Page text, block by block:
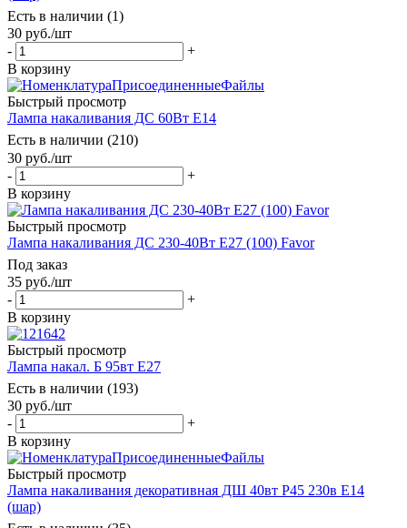
Есть в наличии (1)
30 руб./шт
-
+
В корзину
Быстрый просмотр
Лампа накаливания ДС 60Вт E14
Есть в наличии (210)
30 руб./шт
-
+
В корзину
Быстрый просмотр
Лампа накаливания ДС 230-40Вт E27 (100) Favor
Под заказ
35 руб./шт
-
+
В корзину
Быстрый просмотр
Лампа накал. Б 95вт Е27
Есть в наличии (193)
30 руб./шт
-
+
В корзину
Быстрый просмотр
Лампа накаливания декоративная ДШ 40вт Р45 230в Е14
(шар)